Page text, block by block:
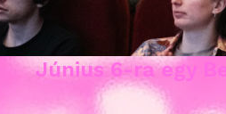
Június 6-ra egy